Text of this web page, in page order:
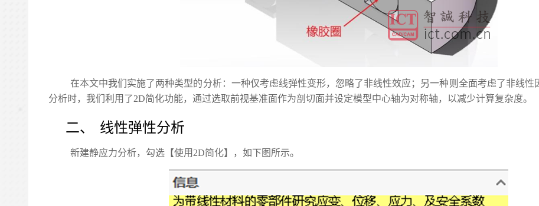
在本文中我们实施了两种类型的分析：一种仅考虑线弹性变形，忽略了非线性效应；另一种则全面考虑了非线性
分析时，我们利用了2D简化功能，通过选取前视基准面作为剖切面并设定模型中心轴为对称轴，以减少计算复杂度。
二、 线性弹性分析
新建静应力分析，勾选【使用2D简化】，如下图所示。